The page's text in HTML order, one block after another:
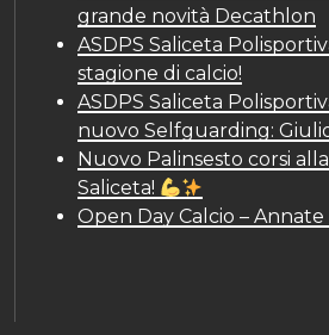
grande novità Decathlon
ASDPS Saliceta
stagione di calcio!
ASDPS Saliceta
nuovo Selfguarding:
Nuovo Palinsesto corsi
Saliceta!
Open Day Calcio – Annate